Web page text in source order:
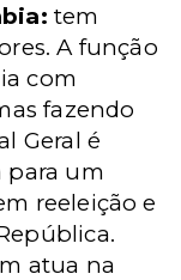
tem
A função
com
fazendo
Geral é
para um
reeleição e
atua na